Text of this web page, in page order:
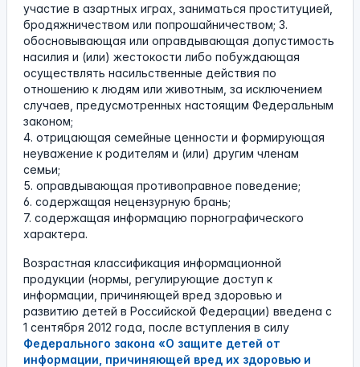
участие в азартных играх, заниматься проституцией,
бродяжничеством или попрошайничеством; 3.
обосновывающая или оправдывающая допустимость
насилия и (или) жестокости либо побуждающая
осуществлять насильственные действия по
отношению к людям или животным, за исключением
случаев, предусмотренных настоящим Федеральным
законом;
4. отрицающая семейные ценности и формирующая
неуважение к родителям и (или) другим членам
семьи;
5. оправдывающая противоправное поведение;
6. содержащая нецензурную брань;
7. содержащая информацию порнографического
характера.
Возрастная классификация информационной
продукции (нормы, регулирующие доступ к
информации, причиняющей вред здоровью и
развитию детей в Российской Федерации) введена с
1 сентября 2012 года, после вступления в силу
Федерального закона «О защите детей от
информации, причиняющей вред их здоровью и